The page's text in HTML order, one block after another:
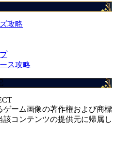
攻略
ス攻略
ーム画像の著作権および商標
コンテンツの提供元に帰属し